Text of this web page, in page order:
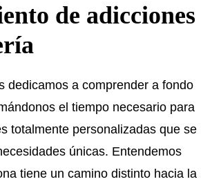
de adicciones
dedicamos a comprender a fondo
el tiempo necesario para
totalmente personalizadas que se
únicas. Entendemos
tiene un camino distinto hacia la